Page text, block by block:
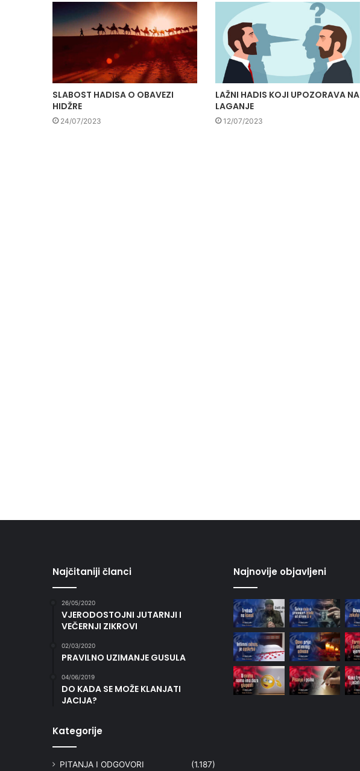
SLABOST HADISA O OBAVEZI
HIDŽRE
24/07/2023
LAŽNI HADIS KOJI UPOZORAVA NA
LAGANJE
12/07/2023
Najčitaniji članci
26/05/2020
VJERODOSTOJNI JUTARNJI I
VEČERNJI ZIKROVI
02/03/2020
PRAVILNO UZIMANJE GUSULA
04/06/2019
DO KADA SE MOŽE KLANJATI
JACIJA?
Kategorije
PITANJA I ODGOVORI (1.187)
Najnovije objavljeni